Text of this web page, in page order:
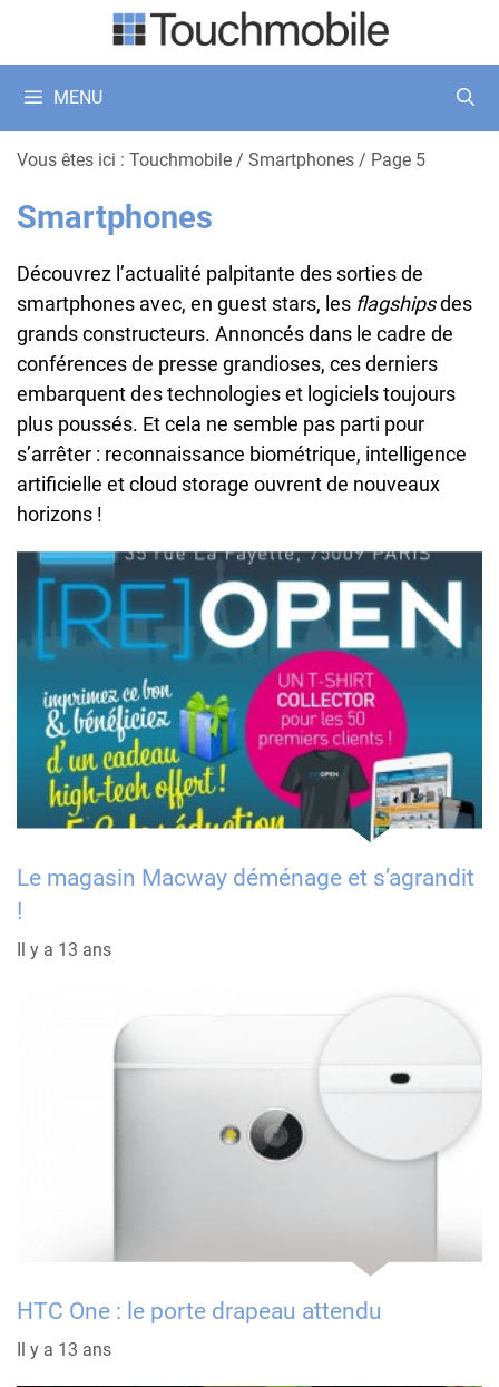
MENU
Vous êtes ici : Touchmobile / Smartphones / Page 5
Smartphones
Découvrez l’actualité palpitante des sorties de
smartphones avec, en guest stars, les flagshipsdes
grands constructeurs. Annoncés dans le cadre de
conférences de presse grandioses, ces derniers
embarquent des technologies et logiciels toujours
plus poussés. Et cela ne semble pas parti pour
s’arrêter : reconnaissance biométrique, intelligence
artificielle et cloud storage ouvrent de nouveaux
horizons !
Le magasin Macway déménage et s’agrandit
!
Il y a 13 ans
HTC One : le porte drapeau attendu
Il y a 13 ans